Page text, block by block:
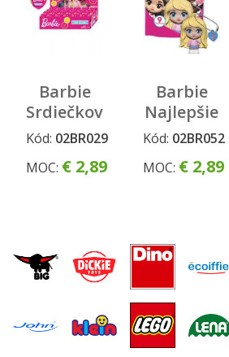
Barbie
Srdiečková
kapsula –
sada s 1
Kód: 02BR029
MOC: € 2,89
Barbie
Najlepšie
kamarátky
Prívesok
Kód: 02BR052
MOC: € 2,89